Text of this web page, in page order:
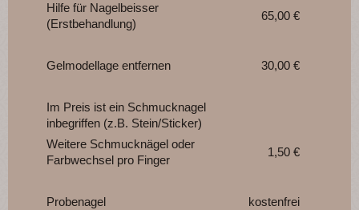
Hilfe für Nagelbeisser
(Erstbehandlung)
65,00 €
Gelmodellage entfernen 30,00 €
Im Preis ist ein Schmucknagel
inbegriffen (z.B. Stein/Sticker)
Weitere Schmucknägel oder
Farbwechsel pro Finger
1,50 €
Probenagel kostenfrei